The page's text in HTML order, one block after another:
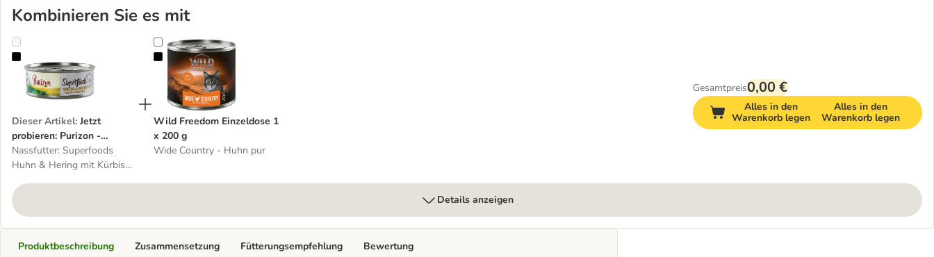
Kombinieren Sie es mit
Jetzt probieren: Purizon - getreidefrei
Dieser Artikel: Jetzt
probieren: Purizon -
getreidefrei
Nassfutter: Superfoods
Huhn & Hering mit Kürbis
NEU
Wild Freedom Einzeldose 1 x 200 g
Wild Freedom Einzeldose 1
x 200 g
Wide Country - Huhn pur
Gesamtpreis0,00 €
Alles in den
Warenkorb legen
Alles in den
Warenkorb legen
Details anzeigen
Produktbeschreibung Zusammensetzung Fütterungsempfehlung Bewertung